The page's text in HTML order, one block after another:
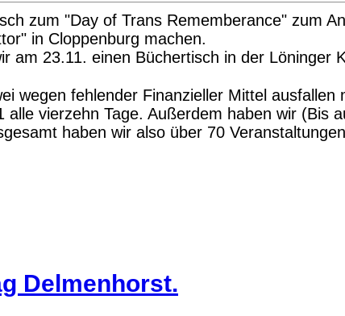
zum "Day of Trans Rememberance" zum
in Cloppenburg machen.
am 23.11. einen Büchertisch in der Löninger
wegen fehlender Finanzieller Mittel
vierzehn Tage. Außerdem haben wir (Bis
haben wir also über 70
Delmenhorst.